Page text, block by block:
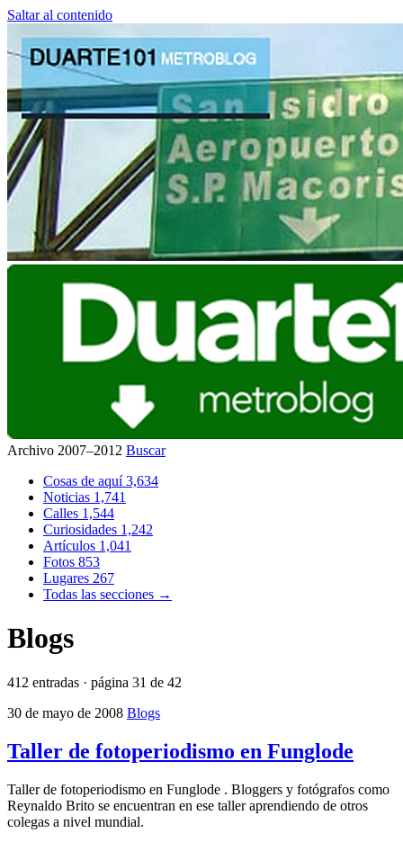
Saltar al contenido
Archivo 2007–2012 Buscar
Cosas de aquí3,634
Noticias 1,741
Calles 1,544
Curiosidades 1,242
Artículos 1,041
Fotos 853
Lugares 267
Todas las secciones →
Blogs
412 entradas · página 31 de 42
30 de mayo de 2008 Blogs
Taller de fotoperiodismo en Funglode
Taller de fotoperiodismo en Funglode . Bloggers y fotógrafos como
Reynaldo Brito se encuentran en ese taller aprendiendo de otros
colegas a nivel mundial.